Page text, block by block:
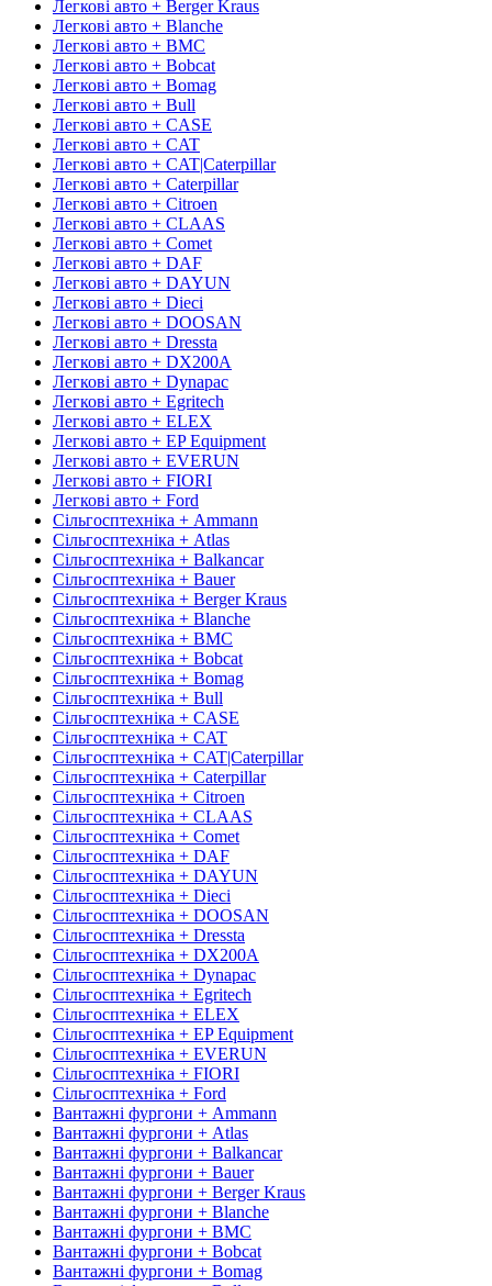
Легкові авто + Berger Kraus
Легкові авто + Blanche
Легкові авто + BMC
Легкові авто + Bobcat
Легкові авто + Bomag
Легкові авто + Bull
Легкові авто + CASE
Легкові авто + CAT
Легкові авто + CAT|Caterpillar
Легкові авто + Caterpillar
Легкові авто + Citroen
Легкові авто + CLAAS
Легкові авто + Comet
Легкові авто + DAF
Легкові авто + DAYUN
Легкові авто + Dieci
Легкові авто + DOOSAN
Легкові авто + Dressta
Легкові авто + DX200A
Легкові авто + Dynapac
Легкові авто + Egritech
Легкові авто + ELEX
Легкові авто + EP Equipment
Легкові авто + EVERUN
Легкові авто + FIORI
Легкові авто + Ford
Сільгосптехніка + Ammann
Сільгосптехніка + Atlas
Сільгосптехніка + Balkancar
Сільгосптехніка + Bauer
Сільгосптехніка + Berger Kraus
Сільгосптехніка + Blanche
Сільгосптехніка + BMC
Сільгосптехніка + Bobcat
Сільгосптехніка + Bomag
Сільгосптехніка + Bull
Сільгосптехніка + CASE
Сільгосптехніка + CAT
Сільгосптехніка + CAT|Caterpillar
Сільгосптехніка + Caterpillar
Сільгосптехніка + Citroen
Сільгосптехніка + CLAAS
Сільгосптехніка + Comet
Сільгосптехніка + DAF
Сільгосптехніка + DAYUN
Сільгосптехніка + Dieci
Сільгосптехніка + DOOSAN
Сільгосптехніка + Dressta
Сільгосптехніка + DX200A
Сільгосптехніка + Dynapac
Сільгосптехніка + Egritech
Сільгосптехніка + ELEX
Сільгосптехніка + EP Equipment
Сільгосптехніка + EVERUN
Сільгосптехніка + FIORI
Сільгосптехніка + Ford
Вантажні фургони + Ammann
Вантажні фургони + Atlas
Вантажні фургони + Balkancar
Вантажні фургони + Bauer
Вантажні фургони + Berger Kraus
Вантажні фургони + Blanche
Вантажні фургони + BMC
Вантажні фургони + Bobcat
Вантажні фургони + Bomag